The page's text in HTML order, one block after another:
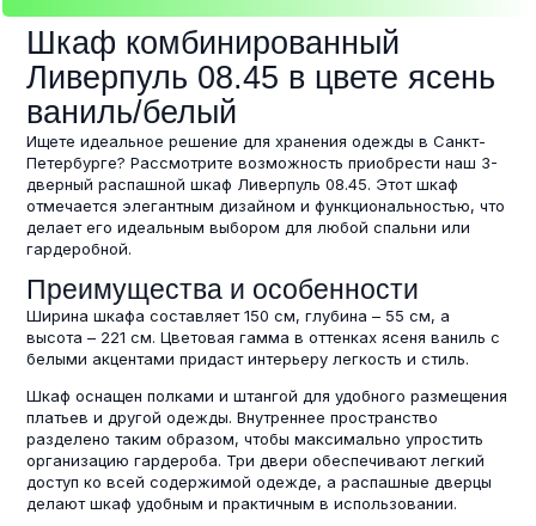
Шкаф комбинированный
Ливерпуль 08.45 в цвете ясень
ваниль/белый
Ищете идеальное решение для хранения одежды в Санкт-
Петербурге? Рассмотрите возможность приобрести наш 3-
дверный распашной шкаф Ливерпуль 08.45. Этот шкаф
отмечается элегантным дизайном и функциональностью, что
делает его идеальным выбором для любой спальни или
гардеробной.
Преимущества и особенности
Ширина шкафа составляет 150 см, глубина – 55 см, а
высота – 221 см. Цветовая гамма в оттенках ясеня ваниль с
белыми акцентами придаст интерьеру легкость и стиль.
Шкаф оснащен полками и штангой для удобного размещения
платьев и другой одежды. Внутреннее пространство
разделено таким образом, чтобы максимально упростить
организацию гардероба. Три двери обеспечивают легкий
доступ ко всей содержимой одежде, а распашные дверцы
делают шкаф удобным и практичным в использовании.